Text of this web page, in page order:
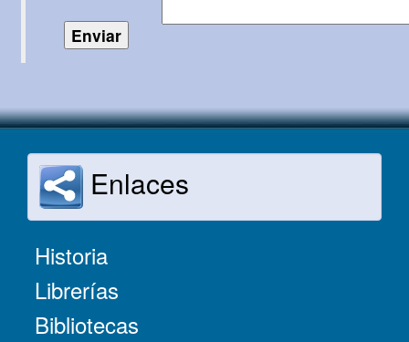
Enlaces
Historia
Librerías
Bibliotecas